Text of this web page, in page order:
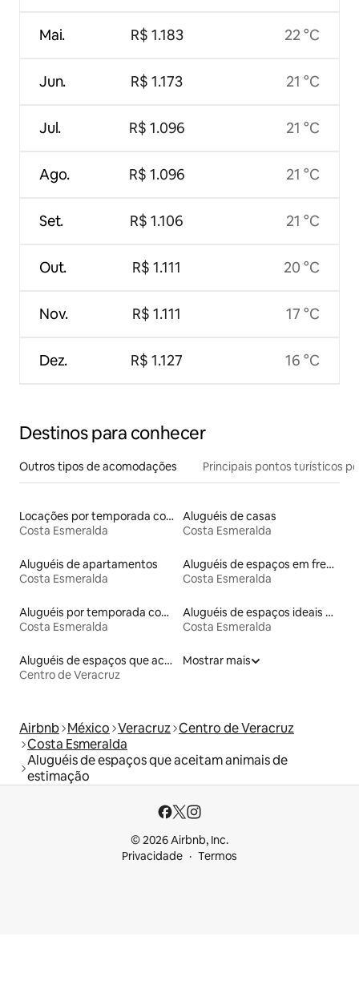
Mai.
Jun.
Jul.
Ago.
Set.
Out.
Nov.
Dez.
R$ 1.183
R$ 1.173
R$ 1.096
R$ 1.096
R$ 1.106
R$ 1.111
R$ 1.111
R$ 1.127
22 °C
21 °C
21 °C
21 °C
21 °C
20 °C
17 °C
16 °C
Destinos para conhecer
Outros tipos de acomodações Principais pontos turísticos
Locações por temporada com piscina
Costa Esmeralda
Aluguéis de casas
Costa Esmeralda
Aluguéis de apartamentos
Costa Esmeralda
Aluguéis de espaços em frente à praia
Costa Esmeralda
Aluguéis por temporada com acesso à praia
Costa Esmeralda
Aluguéis de espaços ideais para famílias
Costa Esmeralda
Aluguéis de espaços que aceitam animais de estimação
Centro de Veracruz
Mostrar mais
Airbnb México Veracruz Centro de Veracruz
Costa Esmeralda
Aluguéis de espaços que aceitam animais de
estimação
© 2026 Airbnb, Inc.
Privacidade
Termos